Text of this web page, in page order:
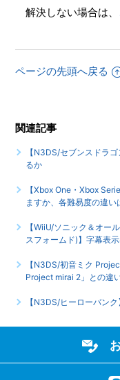
解決しない場合は、
ページの先頭へ戻る
関連記事
【N3DS/セブンスドラ
るか
【Xbox One・Xbox
ますか、各難易度の違い
【WiiU/ソニック＆オー
スフォームド)】字幕表
【N3DS/初音ミク
Project mirai 2」との違
【N3DS/ヒーローバン